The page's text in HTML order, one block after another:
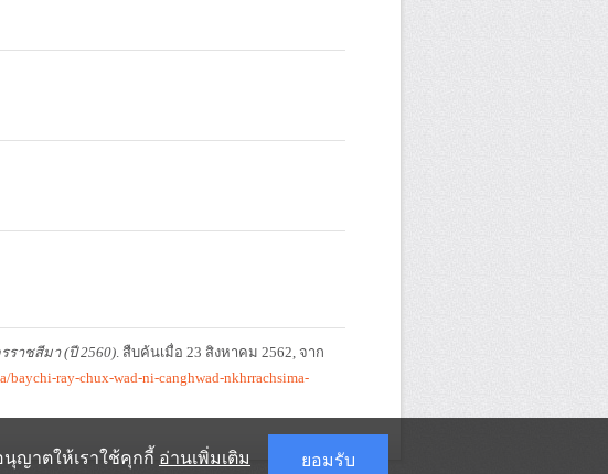
าชสีมา (ปี 2560). สืบค้นเมื่อ 23 สิงหาคม 2562, จาก
baychi-ray-chux-wad-ni-canghwad-nkhrrachsima-
นุญาตให้เราใช้คุกกี้ อ่านเพิ่มเติม ยอมรับ